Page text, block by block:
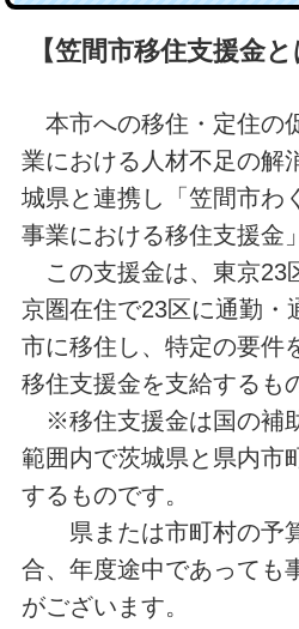
【笠間市移住支援金と
本市への移住・定住の
業における人材不足の解
城県と連携し「笠間市わ
事業における移住支援金
この支援金は、東京23
京圏在住で23区に通勤・
市に移住し、特定の要件
移住支援金を支給するも
※移住支援金は国の補
範囲内で茨城県と県内市
するものです。
県または市町村の予
合、年度途中であっても
がございます。